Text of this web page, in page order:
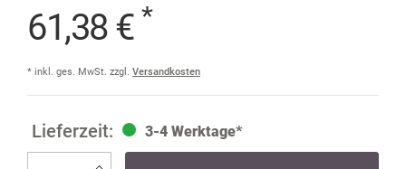
61,38 € *
* inkl. ges. MwSt. zzgl. Versandkosten
3-4 Werktage*